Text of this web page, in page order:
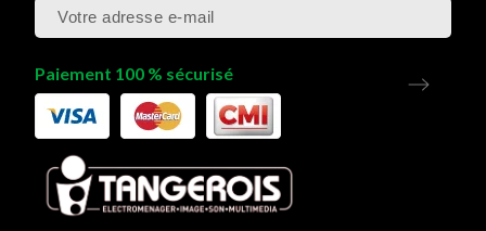
Paiement 100 % sécurisé